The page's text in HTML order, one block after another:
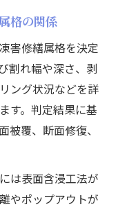
格の関係
害修繕属格を決定
割れ幅や深さ、剥
ング状況などを詳
す。判定結果に基
被覆、断面修復、
は表面含浸工法が
やポップアウトが